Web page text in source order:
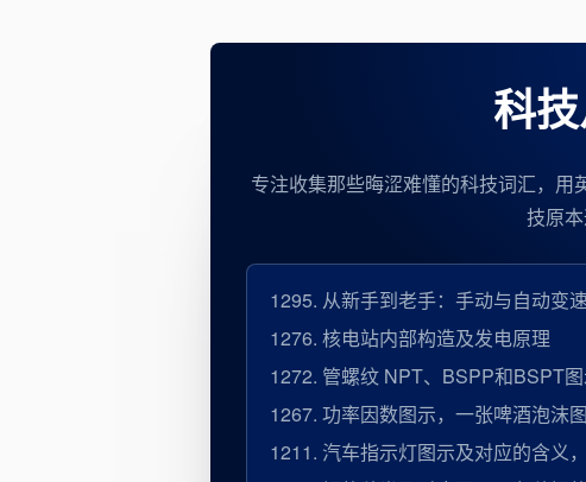
科
专注收集那些晦涩难懂的科技词汇，
技原本
1295. 从新手到老手：手动与自动变
1276. 核电站内部构造及发电原理
1272. 管螺纹 NPT、BSPP和BSPT
1267. 功率因数图示，一张啤酒泡沫
1211. 汽车指示灯图示及对应的含义